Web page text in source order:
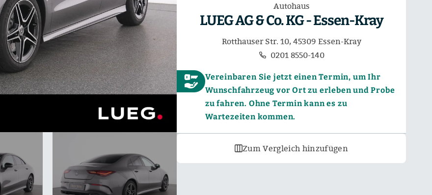
Autohaus
LUEG AG & Co. KG - Essen-Kray
Rotthauser Str. 10, 45309 Essen-Kray
0201 8550-140
Vereinbaren Sie jetzt einen Termin, um Ihr
Wunschfahrzeug vor Ort zu erleben und Probe
zu fahren. Ohne Termin kann es zu
Wartezeiten kommen.
Zum Vergleich hinzufügen